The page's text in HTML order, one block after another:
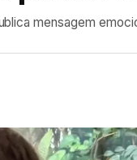
mensagem